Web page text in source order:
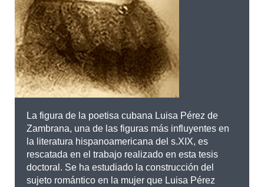
La figura de la poetisa cubana Luisa Pérez de
Zambrana, una de las figuras más influyentes en
la literatura hispanoamericana del s.XIX, es
rescatada en el trabajo realizado en esta tesis
doctoral. Se ha estudiado la construcción del
sujeto romántico en la mujer que Luisa Pérez